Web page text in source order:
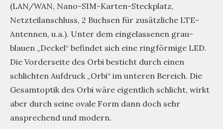
(LAN/WAN, Nano-SIM-Karten-Steckplatz,
Netzteilanschluss, 2 Buchsen für zusätzliche LTE-
Antennen, u.a.). Unter dem eingelassenen grau-
blauen „Deckel“ befindet sich eine ringförmige LED.
Die Vorderseite des Orbi besticht durch einen
schlichten Aufdruck „Orbi“ im unteren Bereich. Die
Gesamtoptik des Orbi wäre eigentlich schlicht, wirkt
aber durch seine ovale Form dann doch sehr
ansprechend und modern.